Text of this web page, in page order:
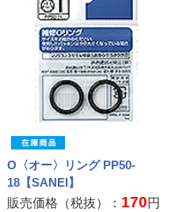
O〈オー〉リング PP50-
18【SANEI】
販売価格（税抜）： 170円